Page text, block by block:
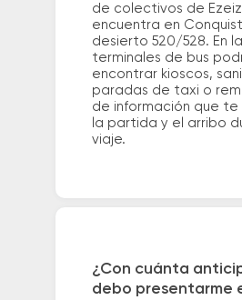
de colectivos de
encuentra en
desierto 520/528. En
terminales de bus
encontrar kioscos,
paradas de taxi o
de información que
la partida y el arribo
viaje.
¿Con cuánta
debo presentarme